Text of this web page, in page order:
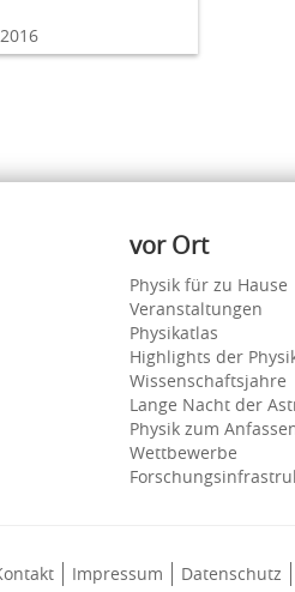
vor Ort
Physik für zu Hause
Veranstaltungen
Physikatlas
Highlights der
Wissenschaftsjahre
Lange Nacht der
Physik zum
Wettbewerbe
Impressum Datenschutz